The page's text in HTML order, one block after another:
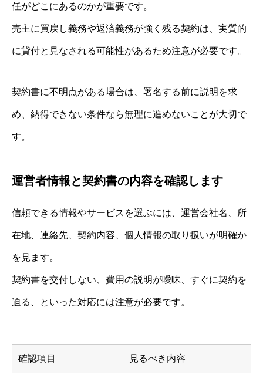
任がどこにあるのかが重要です。
売主に買戻し義務や返済義務が強く残る契約は、実質的
に貸付と見なされる可能性があるため注意が必要です。
契約書に不明点がある場合は、署名する前に説明を求
め、納得できない条件なら無理に進めないことが大切で
す。
運営者情報と契約書の内容を確認します
信頼できる情報やサービスを選ぶには、運営会社名、所
在地、連絡先、契約内容、個人情報の取り扱いが明確か
を見ます。
契約書を交付しない、費用の説明が曖昧、すぐに契約を
迫る、といった対応には注意が必要です。
確認項目 見るべき内容